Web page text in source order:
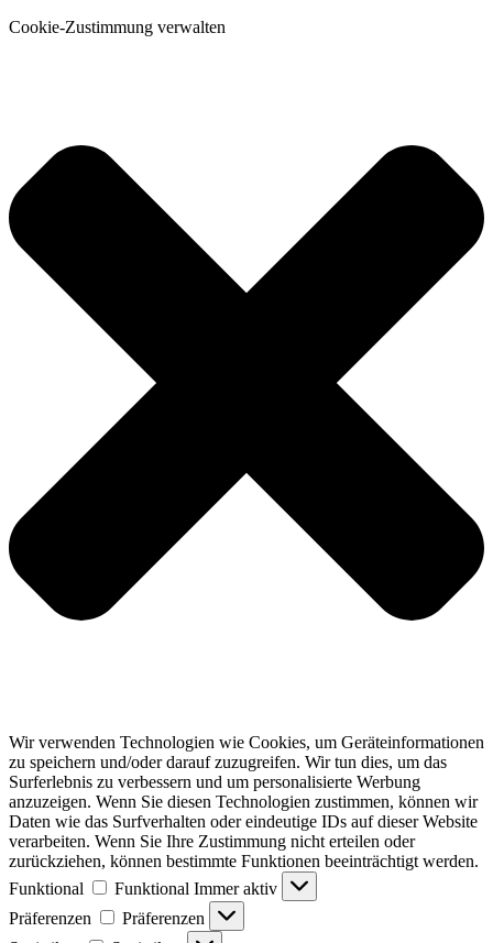
Cookie-Zustimmung verwalten
Wir verwenden Technologien wie Cookies, um Geräteinformationen
zu speichern und/oder darauf zuzugreifen. Wir tun dies, um das
Surferlebnis zu verbessern und um personalisierte Werbung
anzuzeigen. Wenn Sie diesen Technologien zustimmen, können wir
Daten wie das Surfverhalten oder eindeutige IDs auf dieser Website
verarbeiten. Wenn Sie Ihre Zustimmung nicht erteilen oder
zurückziehen, können bestimmte Funktionen beeinträchtigt werden.
Funktional
Funktional Immer aktiv
Präferenzen
Präferenzen